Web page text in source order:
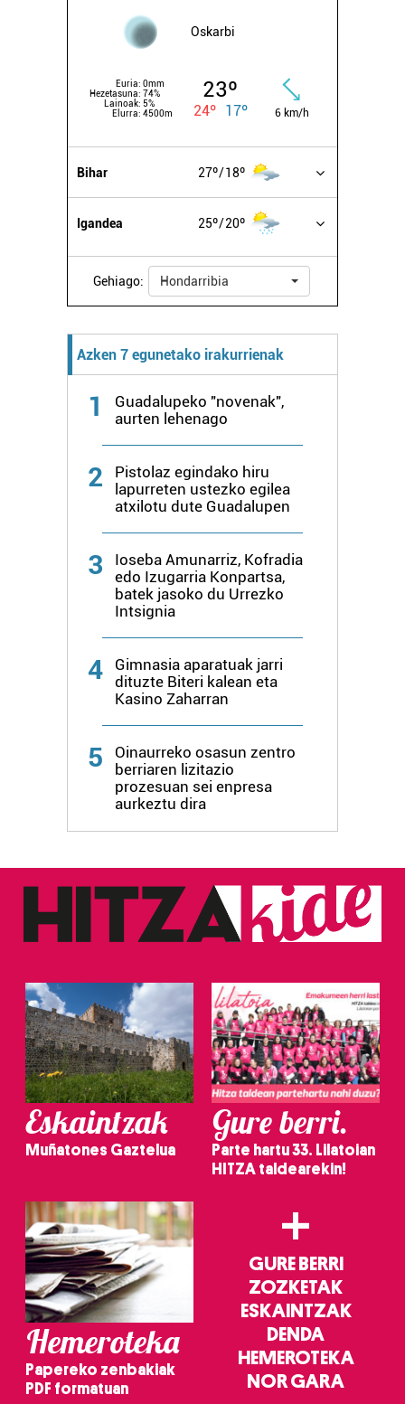
Oskarbi
Euria: 0mm
Hezetasuna: 74%
Lainoak: 5%
Elurra: 4500m
23º
24º 17º 6 km/h
Bihar 27º 18º
Igandea 25º 20º
Gehiago: Hondarribia
Azken 7 egunetako irakurrienak
1
Guadalupeko "novenak",
aurten lehenago
2
Pistolaz egindako hiru
lapurreten ustezko egilea
atxilotu dute Guadalupen
3
Ioseba Amunarriz, Kofradia
edo Izugarria Konpartsa,
batek jasoko du Urrezko
Intsignia
4
Gimnasia aparatuak jarri
dituzte Biteri kalean eta
Kasino Zaharran
5
Oinaurreko osasun zentro
berriaren lizitazio
prozesuan sei enpresa
aurkeztu dira
Eskaintzak
Muñatones Gaztelua
Gure berri.
Parte hartu 33. Lilatoian
HITZA taldearekin!
Hemeroteka
Papereko zenbakiak
PDF formatuan
+
GURE BERRI
ZOZKETAK
ESKAINTZAK
DENDA
HEMEROTEKA
NOR GARA